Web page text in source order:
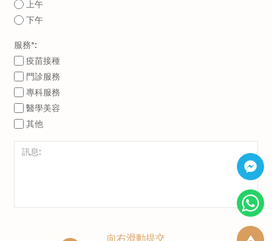
上午
下午
服務*:
疫苗接種
門診服務
專科服務
醫學美容
其他
向右滑動提交